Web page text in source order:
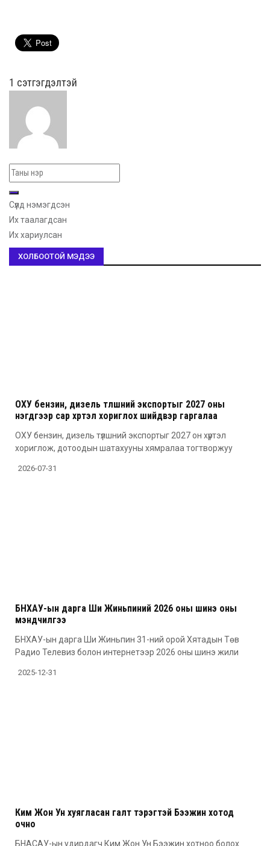
1 сэтгэгдэлтэй
Сүүлд нэмэгдсэн
Их таалагдсан
Их хариулсан
ХОЛБООТОЙ МЭДЭЭ
ОХУ бензин, дизель түлшний экспортыг 2027 оны
нэгдүгээр сар хүртэл хориглох шийдвэр гаргалаа
ОХУ бензин, дизель түлшний экспортыг 2027 он хүртэл
хориглож, дотоодын шатахууны хямралаа тогтворжуу
2026-07-31
БНХАУ-ын дарга Ши Жиньпиний 2026 оны шинэ оны
мэндчилгээ
БНХАУ-ын дарга Ши Жиньпин 31-ний орой Хятадын Төв
Радио Телевиз болон интернетээр 2026 оны шинэ жили
2025-12-31
Ким Жон Ун хуягласан галт тэрэгтэй Бээжин хотод
очно
БНАСАУ-ын удирдагч Ким Жон Ун Бээжин хотноо болох